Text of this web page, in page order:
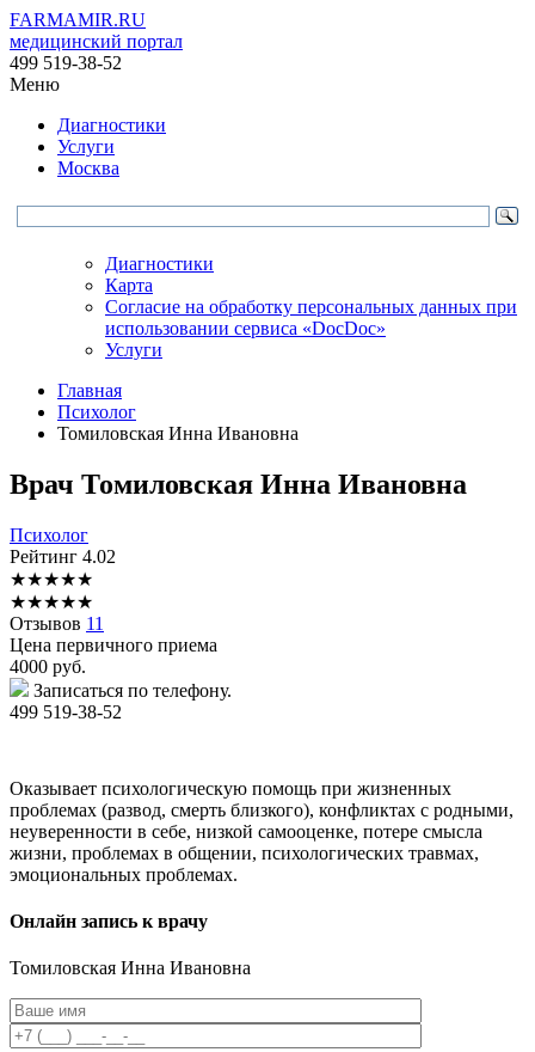
FARMAMIR.RU
медицинский портал
499 519-38-52
Меню
Диагностики
Услуги
Москва
Диагностики
Карта
Согласие на обработку персональных данных при
использовании сервиса «DocDoc»
Услуги
Главная
Психолог
Томиловская Инна Ивановна
Врач Томиловская Инна Ивановна
Психолог
Рейтинг 4.02
★★★★★
★★★★★
Отзывов 11
Цена первичного приема
4000 руб.
Записаться по телефону.
499 519-38-52
Оказывает психологическую помощь при жизненных
проблемах (развод, смерть близкого), конфликтах с родными,
неуверенности в себе, низкой самооценке, потере смысла
жизни, проблемах в общении, психологических травмах,
эмоциональных проблемах.
Онлайн запись к врачу
Томиловская Инна Ивановна